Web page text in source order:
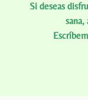
Si deseas